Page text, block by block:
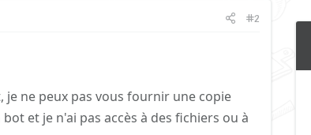
#2
ne peux pas vous fournir une copie
et je n'ai pas accès à des fichiers ou à